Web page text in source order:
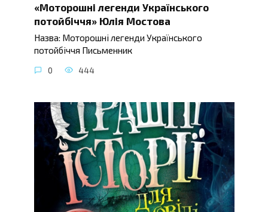
«Моторошні легенди Українського
потойбіччя» Юлія Мостова
Назва: Моторошні легенди Українського
потойбіччя Письменник
0 444